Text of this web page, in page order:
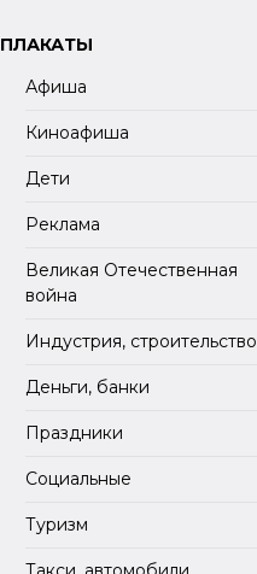
ПЛАКАТЫ
Афиша
Киноафиша
Дети
Реклама
Великая Отечественная
война
Индустрия, строительство
Деньги, банки
Праздники
Социальные
Туризм